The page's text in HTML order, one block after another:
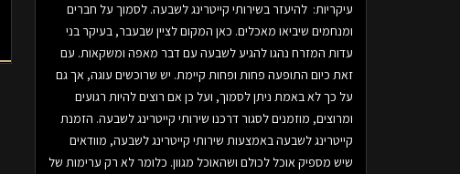
עיקריות: להיעזר בשירותי קייטרינג לשבעה. לסמוך על חברים
ומנחמים שיביאו מאכלים. כאן המקום לציין שבעבר, בעיקר בני
עדות המזרח נהגו להגיע לשבעה עם דבר מאפה ומשקאות. עם
זאת כיום התופעה פחות ופחות קיימת. יש שרוכשים עוגה, אך גם
על כך לא באמת ניתן לסמוך, ועל כן אם רוצים להיות רגועים
ומרוצים, מוזמנים לסגור דרכנו שירותי קייטרינג לשבעה. הזמנת
קייטרינג לשבעה באמצעות שירותי קייטרינג לשבעה, מוודאים
שיש מספיק אוכל לכולם ושהאוכל מגוון. כלומר לא רק ערימות של